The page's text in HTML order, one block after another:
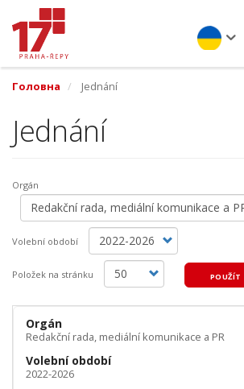
Перейти
до
основного
вмісту
Ukrainian
Головна
Jednání
Jednání
Orgán
Volební období
Položek na stránku POUŽÍT
Orgán
Redakční rada, mediální komunikace a PR
Volební období
2022-2026